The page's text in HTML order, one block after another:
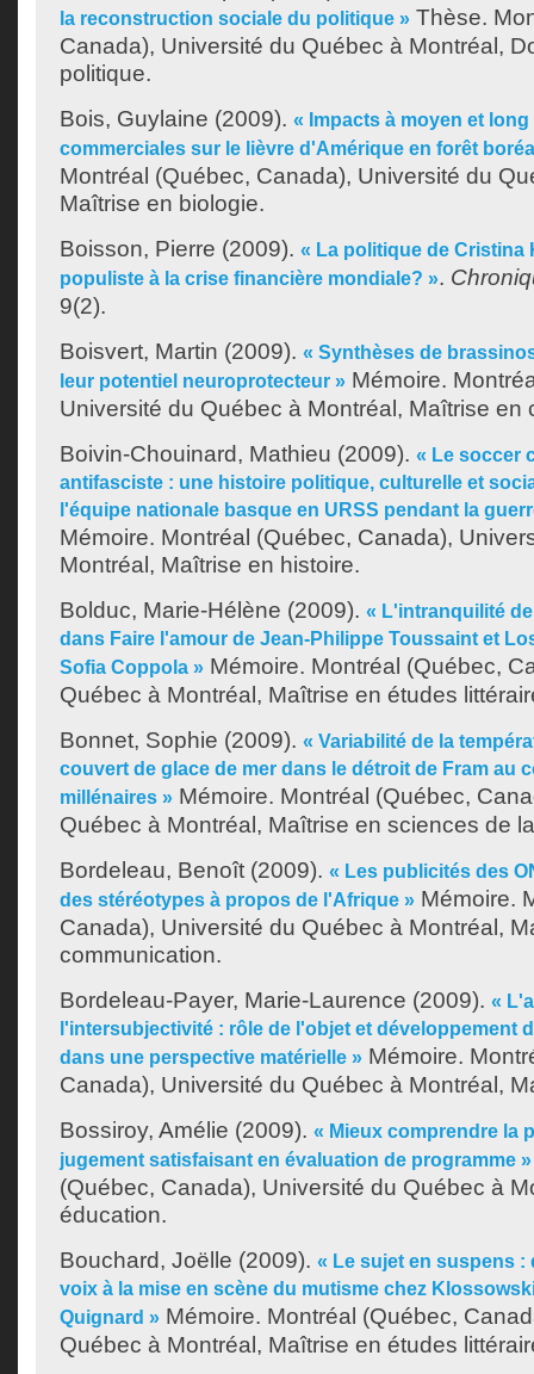
la reconstruction sociale du politique » Thèse.
Canada), Université du Québec à Montréal,
politique.
Bois, Guylaine (2009). « Impacts à moyen et
commerciales sur le lièvre d'Amérique en forêt
Montréal (Québec, Canada), Université du
Maîtrise en biologie.
Boisson, Pierre (2009). « La politique de Cristina
populiste à la crise financière mondiale? ».
9(2).
Boisvert, Martin (2009). « Synthèses de
leur potentiel neuroprotecteur » Mémoire.
Université du Québec à Montréal, Maîtrise en
Boivin-Chouinard, Mathieu (2009). « Le soccer
antifasciste : une histoire politique, culturelle et
l'équipe nationale basque en URSS pendant la
Mémoire. Montréal (Québec, Canada),
Montréal, Maîtrise en histoire.
Bolduc, Marie-Hélène (2009). « L'intranquilité
dans Faire l'amour de Jean-Philippe Toussaint et
Sofia Coppola » Mémoire. Montréal (Québec,
Québec à Montréal, Maîtrise en études
Bonnet, Sophie (2009). « Variabilité de la
couvert de glace de mer dans le détroit de Fram au
millénaires » Mémoire. Montréal (Québec,
Québec à Montréal, Maîtrise en sciences de
Bordeleau, Benoît (2009). « Les publicités des
des stéréotypes à propos de l'Afrique » Mémoire.
Canada), Université du Québec à Montréal,
communication.
Bordeleau-Payer, Marie-Laurence (2009). «
l'intersubjectivité : rôle de l'objet et développement
dans une perspective matérielle » Mémoire.
Canada), Université du Québec à Montréal,
Bossiroy, Amélie (2009). « Mieux comprendre la
jugement satisfaisant en évaluation de programme »
(Québec, Canada), Université du Québec à
éducation.
Bouchard, Joëlle (2009). « Le sujet en suspens :
voix à la mise en scène du mutisme chez
Quignard » Mémoire. Montréal (Québec,
Québec à Montréal, Maîtrise en études